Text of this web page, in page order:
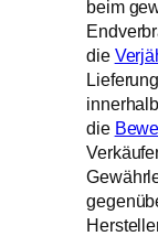
beim
die
die